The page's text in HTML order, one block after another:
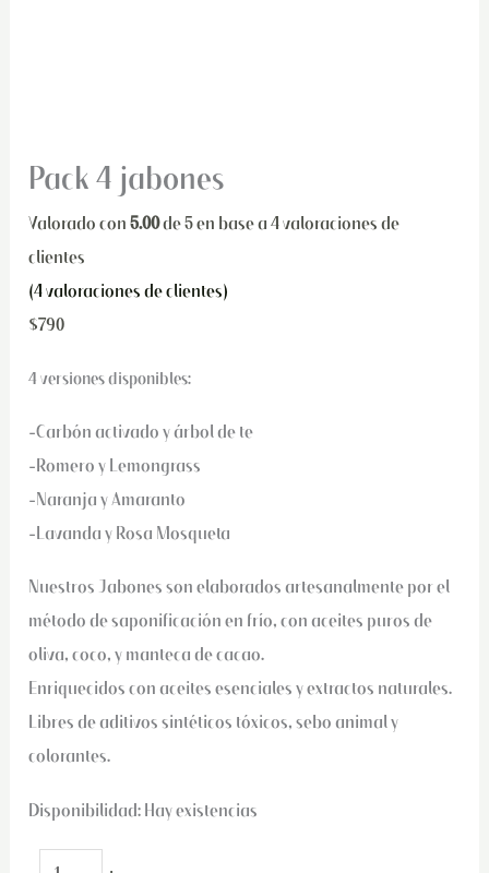
Pack 4 jabones
Valorado con5.00de 5 en base a4valoraciones de
clientes
(4valoraciones de clientes)
$790
4 versiones disponibles:
-Carbón activado y árbol de te
-Romero y Lemongrass
-Naranja y Amaranto
-Lavanda y Rosa Mosqueta
Nuestros Jabones son elaborados artesanalmente por el
método de saponificación en frío, con aceites puros de
oliva, coco, y manteca de cacao.
Enriquecidos con aceites esenciales y extractos naturales.
Libres de aditivos sintéticos tóxicos, sebo animal y
colorantes.
Disponibilidad: Hay existencias